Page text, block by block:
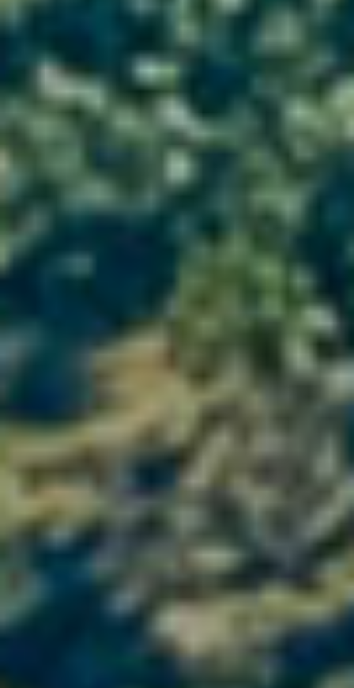
Located in Saint-Jean-de-la-Blaquière, the vineyard
of Château Grand Blaquière is undergoing organic
conversion. At an altitude of 300 meters, it
benefits from an ideal orientation at the foot of
the Larzac plateau. The draining power and the
poverty of soils such as schist and red ochres act
as natural regulators on the balance of the vines.
Cool temperatures prevail in this terroir, providing
the wines with fruitiness, freshness, and beautiful
minerality.
What a delight, this terroir clinging to the foothills
olive trees coexist.
There are also four gîtes, currently being
renovated, right in the heart of the village and a
stone’s throw from Lac du Salagou.
Location
Saint-Jean-de-la-Blaquière
Surface
Schist & red ochres with a beautiful